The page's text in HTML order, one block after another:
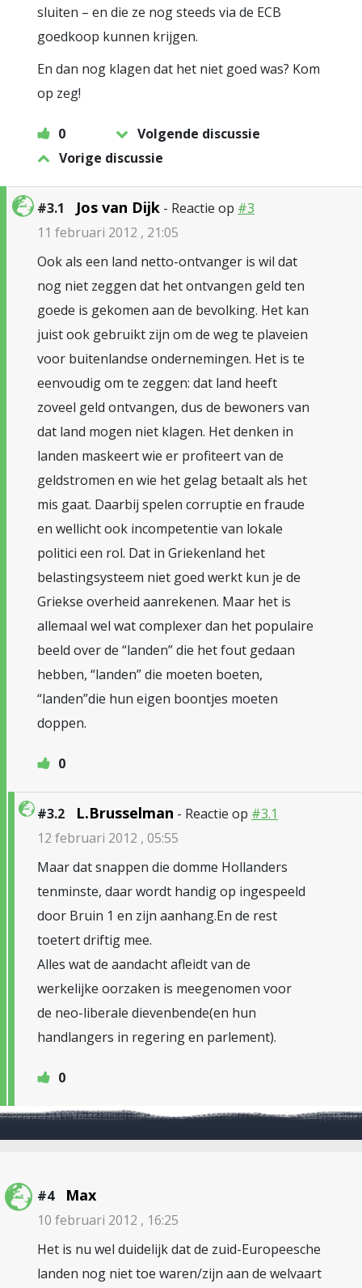
sluiten – en die ze nog steeds via de ECB
goedkoop kunnen krijgen.
En dan nog klagen dat het niet goed was? Kom
op zeg!
0
Volgende discussie
Vorige discussie
#3.1 Jos van Dijk - Reactie op #3
11 februari 2012 , 21:05
Ook als een land netto-ontvanger is wil dat
nog niet zeggen dat het ontvangen geld ten
goede is gekomen aan de bevolking. Het kan
juist ook gebruikt zijn om de weg te plaveien
voor buitenlandse ondernemingen. Het is te
eenvoudig om te zeggen: dat land heeft
zoveel geld ontvangen, dus de bewoners van
dat land mogen niet klagen. Het denken in
landen maskeert wie er profiteert van de
geldstromen en wie het gelag betaalt als het
mis gaat. Daarbij spelen corruptie en fraude
en wellicht ook incompetentie van lokale
politici een rol. Dat in Griekenland het
belastingsysteem niet goed werkt kun je de
Griekse overheid aanrekenen. Maar het is
allemaal wel wat complexer dan het populaire
beeld over de “landen” die het fout gedaan
hebben, “landen” die moeten boeten,
“landen”die hun eigen boontjes moeten
doppen.
0
#3.2 L.Brusselman - Reactie op #3.1
12 februari 2012 , 05:55
Maar dat snappen die domme Hollanders
tenminste, daar wordt handig op ingespeeld
door Bruin 1 en zijn aanhang.En de rest
toetert driftig mee.
Alles wat de aandacht afleidt van de
werkelijke oorzaken is meegenomen voor
de neo-liberale dievenbende(en hun
handlangers in regering en parlement).
0
#4 Max
10 februari 2012 , 16:25
Het is nu wel duidelijk dat de zuid-Europeesche
landen nog niet toe waren/zijn aan de welvaart